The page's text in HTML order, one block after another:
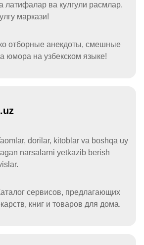
латифалар ва кулгули расмлар.
маркази!
отборные анекдоты, смешные
юмора на узбекском языке!
dorilar, kitoblar va boshqa uy
narsalarni yetkazib berish
сервисов, предлагающих
книг и товаров для дома.